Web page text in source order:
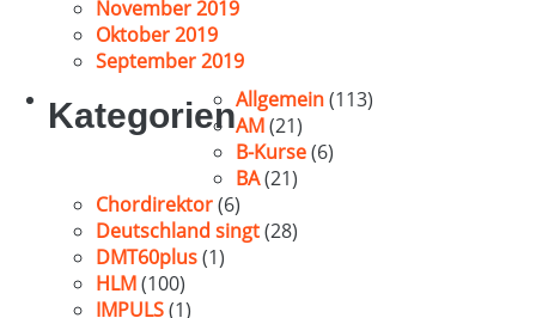
November 2019
Oktober 2019
September 2019
KategorienAllgemein(113)
AM(21)
B-Kurse(6)
BA(21)
Chordirektor(6)
Deutschland singt(28)
DMT60plus(1)
HLM(100)
IMPULS(1)